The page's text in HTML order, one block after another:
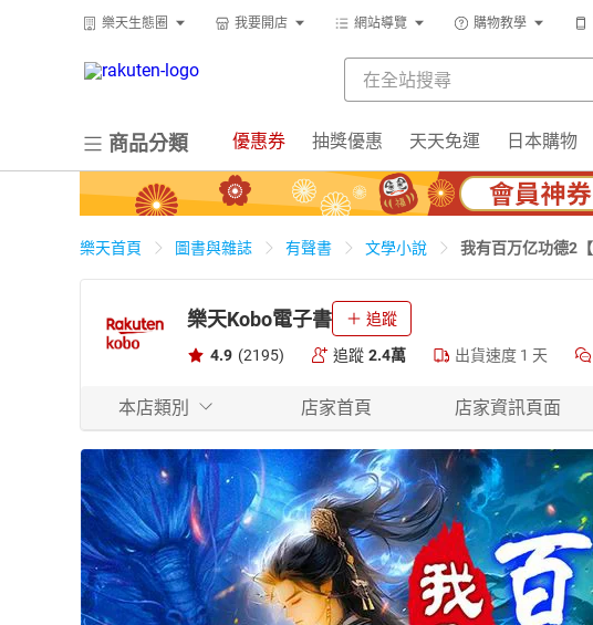
樂天生態圈 我要開店 網站導覽 購物教學
商品分類 優惠券 抽獎優惠 天天免運 日本購物
樂天首頁 圖書與雜誌 有聲書 文學小說 我有百万亿功德2【
樂天Kobo電子書 追蹤
4.9 (2195) 追蹤 2.4萬 出貨速度 1 天
本店類別 店家首頁 店家資訊頁面